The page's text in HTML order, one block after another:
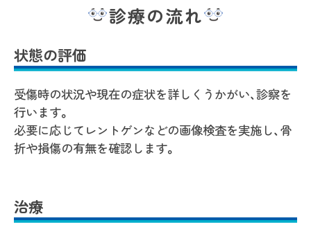
診療の流れ
状態の評価
受傷時の状況や現在の症状を詳しくうかがい、診察を
行います。
必要に応じてレントゲンなどの画像検査を実施し、骨
折や損傷の有無を確認します。
治療